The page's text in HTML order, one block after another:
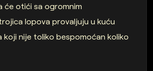
će otići sa ogromnim
lopova provaljuju u kuću
koji nije toliko bespomoćan koliko